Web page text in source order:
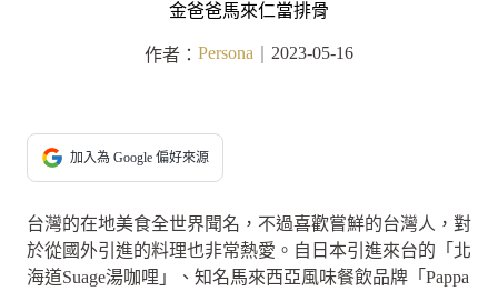
金爸爸馬來仁當排骨
作者： Persona 2023-05-16
加入為 Google 偏好來源
台灣的在地美食全世界聞名，不過喜歡嘗鮮的台灣人，對
於從國外引進的料理也非常熱愛。自日本引進來台的「北
海道Suage湯咖哩」、知名馬來西亞風味餐飲品牌「Pappa